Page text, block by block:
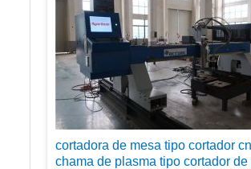
cortadora de mesa tipo cortador
chama de plasma tipo cortador de